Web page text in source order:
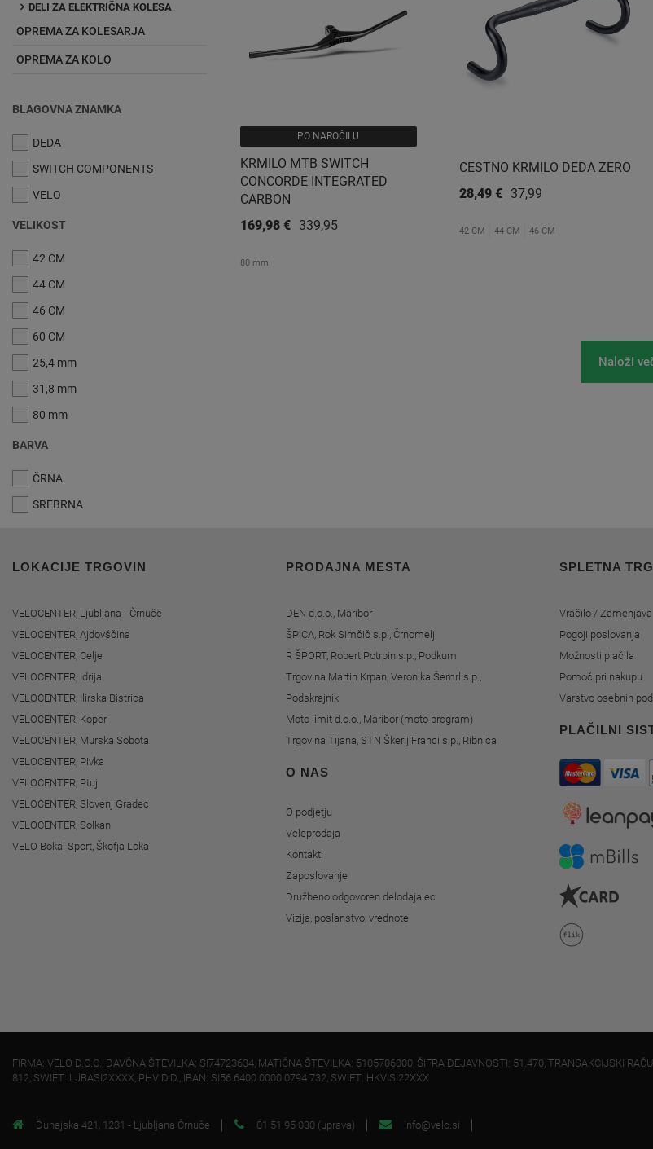
DELI ZA ELEKTRIČNA KOLESA
OPREMA ZA KOLESARJA
OPREMA ZA KOLO
BLAGOVNA ZNAMKA
DEDA
SWITCH COMPONENTS
VELO
VELIKOST
42 CM
44 CM
46 CM
60 CM
25,4 mm
31,8 mm
80 mm
BARVA
ČRNA
SREBRNA
PO NAROČILU
KRMILO MTB SWITCH
CONCORDE INTEGRATED
CARBON
80 mm
339,95 €
169,98 €
CESTNO KRMILO DEDA ZERO
42 CM 44 CM 46 CM
37,99 €
28,49 €
Naloži
LOKACIJE TRGOVIN
VELOCENTER, Ljubljana - Črnuče
VELOCENTER, Ajdovščina
VELOCENTER, Celje
VELOCENTER, Idrija
VELOCENTER, Ilirska Bistrica
VELOCENTER, Koper
VELOCENTER, Murska Sobota
VELOCENTER, Pivka
VELOCENTER, Ptuj
VELOCENTER, Slovenj Gradec
VELOCENTER, Solkan
VELO Bokal Sport, Škofja Loka
PRODAJNA MESTA
DEN d.o.o., Maribor
ŠPICA, Rok Simčič s.p., Črnomelj
R ŠPORT, Robert Potrpin s.p., Podkum
Trgovina Martin Krpan, Veronika Šemrl s.p.,
Podskrajnik
Moto limit d.o.o., Maribor (moto program)
Trgovina Tijana, STN Škerlj Franci s.p., Ribnica
O NAS
O podjetju
Veleprodaja
Kontakti
Zaposlovanje
Družbeno odgovoren delodajalec
Vizija, poslanstvo, vrednote
SPLETNA
Vračilo / Zamenjava
Pogoji poslovanja
Možnosti plačila
Pomoč pri nakupu
Varstvo osebnih
PLAČILNI
FIRMA: VELO D.O.O., DAVČNA ŠTEVILKA: SI74723634, MATIČNA ŠTEVILKA: 5105706000, ŠIFRA DEJAVNOSTI: 51.470, TRANSAKCIJSKI
812, SWIFT: LJBASI2XXXX, PHV D.D., IBAN: SI56 6400 0000 0794 732, SWIFT: HKVISI22XXX
Dunajska 421, 1231 - Ljubljana Črnuče 01 51 95 030 (uprava) info@velo.si